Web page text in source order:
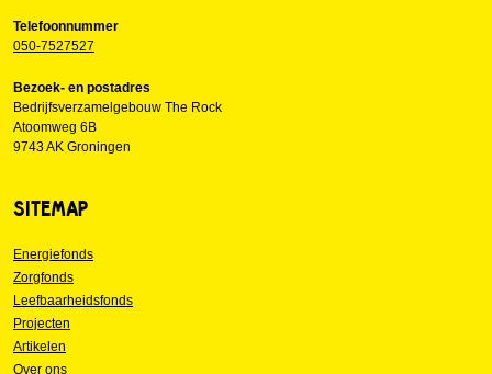
SITEMAP
Energiefonds
Zorgfonds
Leefbaarheidsfonds
Projecten
Artikelen
Over ons
Telefoonnummer
050-7527527
Bezoek- en postadres
Bedrijfsverzamelgebouw The Rock
Atoomweg 6B
9743 AK Groningen